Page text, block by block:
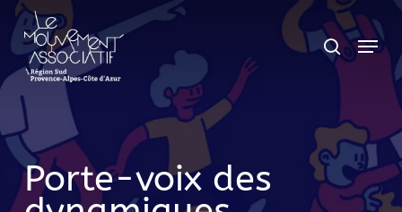
Skip
to
main
content
search
Menu
Porte-voix des
Panneau de gestion des cookies